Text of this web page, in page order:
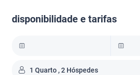
disponibilidade e tarifas
1 Quarto , 2 Hóspedes